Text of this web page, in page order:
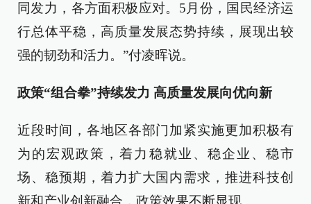
同发力，各方面积极应对。5月份，国民经济运
行总体平稳，高质量发展态势持续，展现出较
强的韧劲和活力。”付凌晖说。
政策“组合拳”持续发力 高质量发展向优向新
近段时间，各地区各部门加紧实施更加积极有
为的宏观政策，着力稳就业、稳企业、稳市
场、稳预期，着力扩大国内需求，推进科技创
新和产业创新融合，政策效果不断显现。